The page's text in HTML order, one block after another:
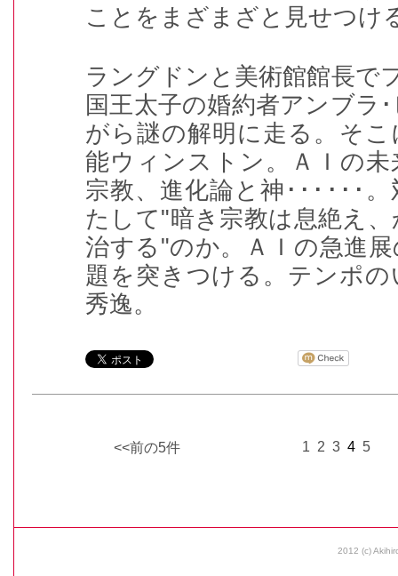
ことをまざまざと見せつけ
ラングドンと美術館館長で
国王太子の婚約者アンブラ
がら謎の解明に走る。そ
能ウィンストン。ＡＩの
宗教、進化論と神･･････
たして"暗き宗教は息絶え
治する"のか。ＡＩの急進
題を突きつける。テンポ
秀逸。
<<前の5件 1 2 3 4 5
2012 (c)